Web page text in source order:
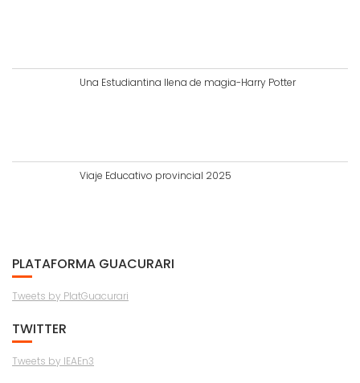
Una Estudiantina llena de magia-Harry Potter
Viaje Educativo provincial 2025
PLATAFORMA GUACURARI
Tweets by PlatGuacurari
TWITTER
Tweets by IEAEn3